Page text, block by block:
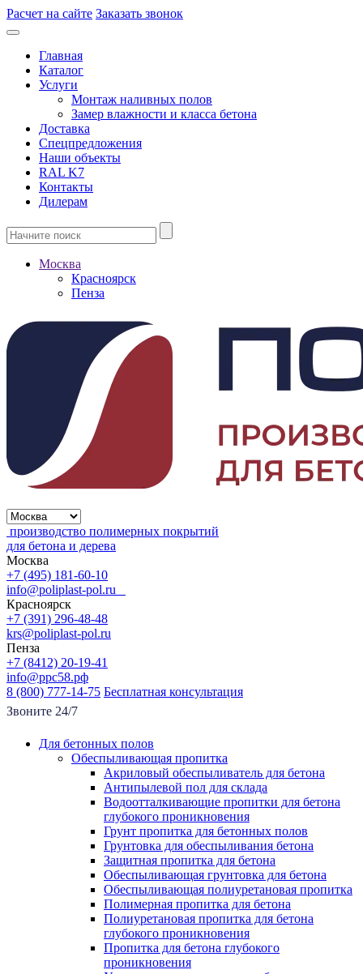
Расчет на сайте Заказать звонок
Главная
Каталог
Услуги
Монтаж наливных полов
Замер влажности и класса бетона
Доставка
Спецпредложения
Наши объекты
RAL K7
Контакты
Дилерам
Москва
Красноярск
Пенза
производство полимерных покрытий
для бетона и дерева
Москва
+7 (495) 181-60-10
info@poliplast-pol.ru
Красноярск
+7 (391) 296-48-48
krs@poliplast-pol.ru
Пенза
+7 (8412) 20-19-41
info@ррс58.рф
8 (800) 777-14-75 Бесплатная консультация
Звоните 24/7
Для бетонных полов
Обеспыливающая пропитка
Акриловый обеспыливатель для бетона
Антипылевой пол для склада
Водоотталкивающие пропитки для бетона
глубокого проникновения
Грунт пропитка для бетонных полов
Грунтовка для обеспыливания бетона
Защитная пропитка для бетона
Обеспыливающая грунтовка для бетона
Обеспыливающая полиуретановая пропитка
Полимерная пропитка для бетона
Полиуретановая пропитка для бетона
глубокого проникновения
Пропитка для бетона глубокого
проникновения